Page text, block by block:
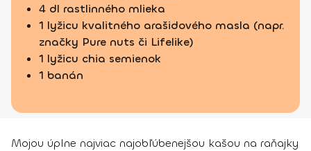
4 dl rastlinného mlieka
1 lyžicu kvalitného arašidového masla (napr.
značky Pure nuts či Lifelike)
1 lyžicu chia semienok
1 banán
Mojou úplne najviac najobľúbenejšou kašou na raňajky